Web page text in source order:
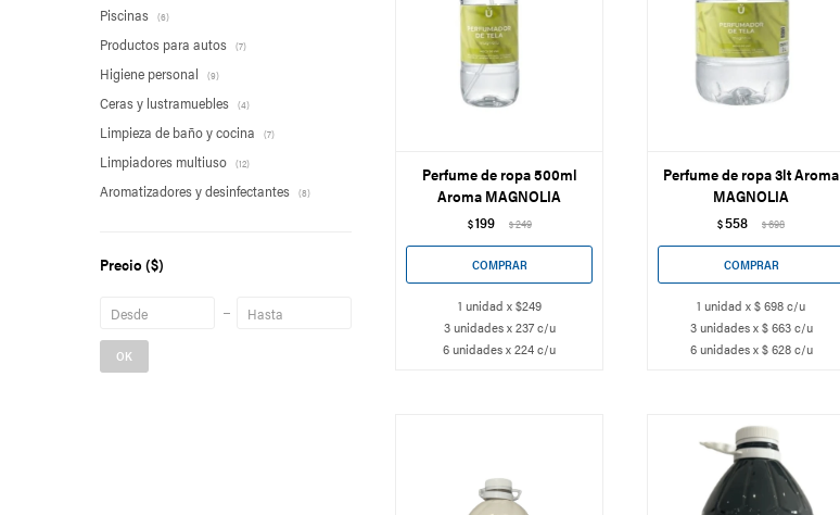
Perfume de ropa 500ml
Aroma MAGNOLIA
$199 $249
1 unidad x $249
3 unidades x 237 c/u
6 unidades x 224 c/u
Perfume de ropa 3lt Aroma
MAGNOLIA
$558 $698
1 unidad x $ 698 c/u
3 unidades x $ 663 c/u
6 unidades x $ 628 c/u
Piscinas (6)
Productos para autos (7)
Higiene personal (9)
Ceras y lustramuebles (4)
Limpieza de baño y cocina (7)
Limpiadores multiuso (12)
Aromatizadores y desinfectantes (8)
Precio($)
OK